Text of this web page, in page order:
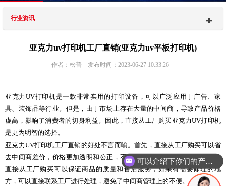
行业资讯
亚克力uv打印机工厂直销(亚克力uv平板打印机)
作者：松普 发布时间：2023-06-27 10:33:26
亚克力UV打印机是一款非常实用的打印设备，可以广泛应用于广告、家
具、装饰品等行业。但是，由于市场上存在大量的中间商，导致产品价格
虚高，影响了消费者的切身利益。因此，直接从工厂购买亚克力UV打印机
是更为明智的选择。
亚克力UV打印机工厂直销的好处不言而喻。首先，直接从工厂购买可以省
去中间商差价，价格更加透明和公正，不会出现被“宰割”的情况。其次，
直接从工厂购买可以保证商品的质量和售后服务，如果有需要修理的地
方，可以直接联系工厂进行处理，避免了中间商管理上的不便。
可以介绍下你们的产品么